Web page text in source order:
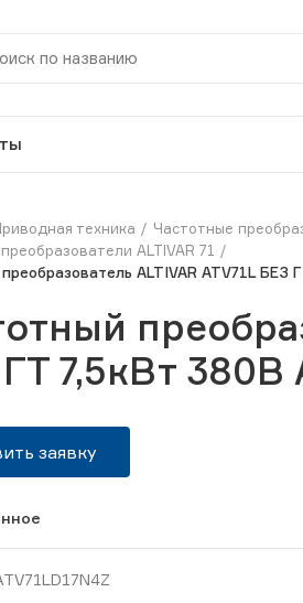
техника Частотные
ALTIVAR 71
ALTIVAR ATV71L БЕЗ
7,5кВт 380В
заявку